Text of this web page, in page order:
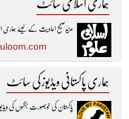
ہماری اسلامی سائٹ
مزیدصحیح احادیث کے لیئے
ہماری پاکستانی ویڈیوز کی سائٹ
پاکستان کی خوبصورت جگہوں کی